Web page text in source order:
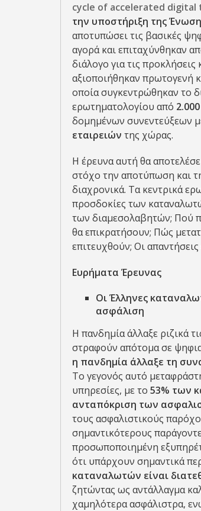
cycle of accelerated digital
την υποστήριξη της
αποτυπώσει τις βασικές
αγορά και επιταχύνθηκαν
διάλογο για τις
αξιοποιήθηκαν πρωτογενή
οποία συγκεντρώθηκαν το
ερωτηματολογίου από
δομημένων συνεντεύξεων
εταιρειών της χώρας.
Η έρευνα αυτή θα
στόχο την αποτύπωση και
διαχρονικά. Τα κεντρικά
προσδοκίες των
των διαμεσολαβητών; Πού
θα επικρατήσουν; Πώς
επιτευχθούν; Οι
Ευρήματα Έρευνας
Οι Έλληνες
ασφάλιση
Η πανδημία άλλαξε ριζικά
στραφούν απότομα σε
η πανδημία άλλαξε τη
Το γεγονός αυτό
υπηρεσίες, με το 53% των
ανταπόκριση των
τους ασφαλιστικούς
σημαντικότερους
προσωποποιημένη
ότι υπάρχουν σημαντικά
καταναλωτών είναι
ζητώντας ως αντάλλαγμα
χαμηλότερα ασφάλιστρα,